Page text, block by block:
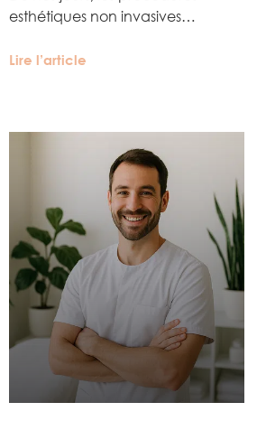
esthétiques non invasives…
Lire l’article